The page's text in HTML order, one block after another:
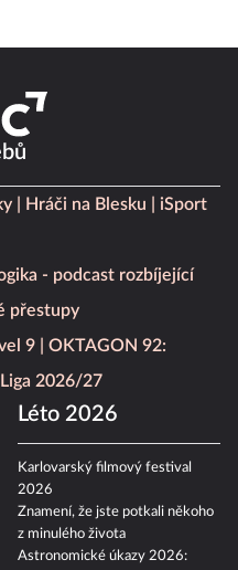
Hráči na Blesku
iSport
- podcast rozbíjející
přestupy
9
OKTAGON 92:
2026/27
Léto 2026
Karlovarský filmový festival
2026
Znamení, že jste potkali někoho
z minulého života
Astronomické úkazy 2026: